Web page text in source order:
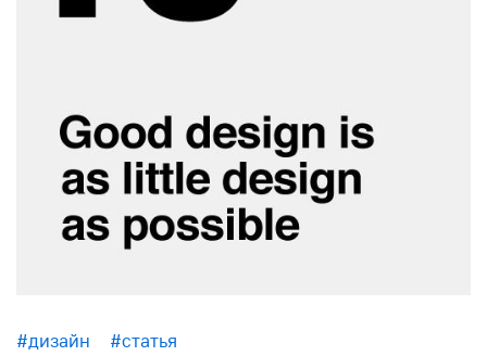
#дизайн #статья